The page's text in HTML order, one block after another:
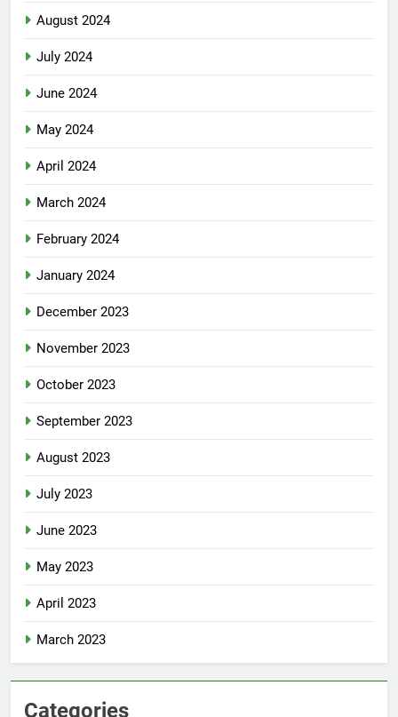
August 2024
July 2024
June 2024
May 2024
April 2024
March 2024
February 2024
January 2024
December 2023
November 2023
October 2023
September 2023
August 2023
July 2023
June 2023
May 2023
April 2023
March 2023
Categories